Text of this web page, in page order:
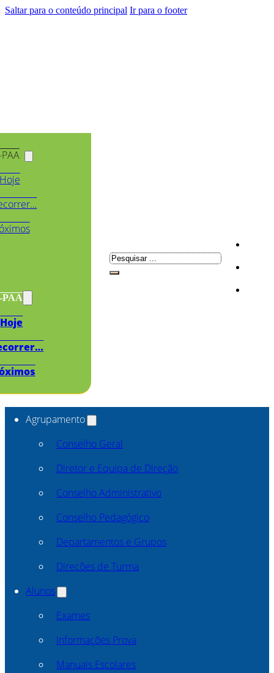
Saltar para o conteúdo principal Ir para o footer
PAA
Hoje
Pesquisar
Agrupamento
Conselho Geral
Diretor e Equipa de Direção
Conselho Administrativo
Conselho Pedagógico
Departamentos e Grupos
Direcões de Turma
Alunos
Exames
Informações Prova
Manuais Escolares